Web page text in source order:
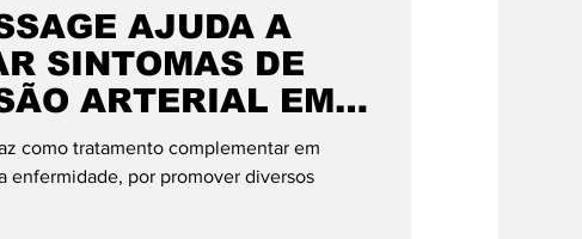
AJUDA A
SINTOMAS DE
ARTERIAL EM
como tratamento complementar em
enfermidade, por promover diversos